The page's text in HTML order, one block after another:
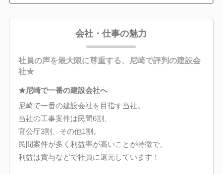
会社・仕事の魅力
社員の声を最大限に尊重する、尼崎で評判の建設会
社★
★尼崎で一番の建設会社へ
尼崎で一番の建設会社を目指す当社。
当社の工事案件は民間6割、
官公庁3割、その他1割。
民間案件が多く利益率が高いことが特徴で、
利益は賞与などで社員に還元しています！